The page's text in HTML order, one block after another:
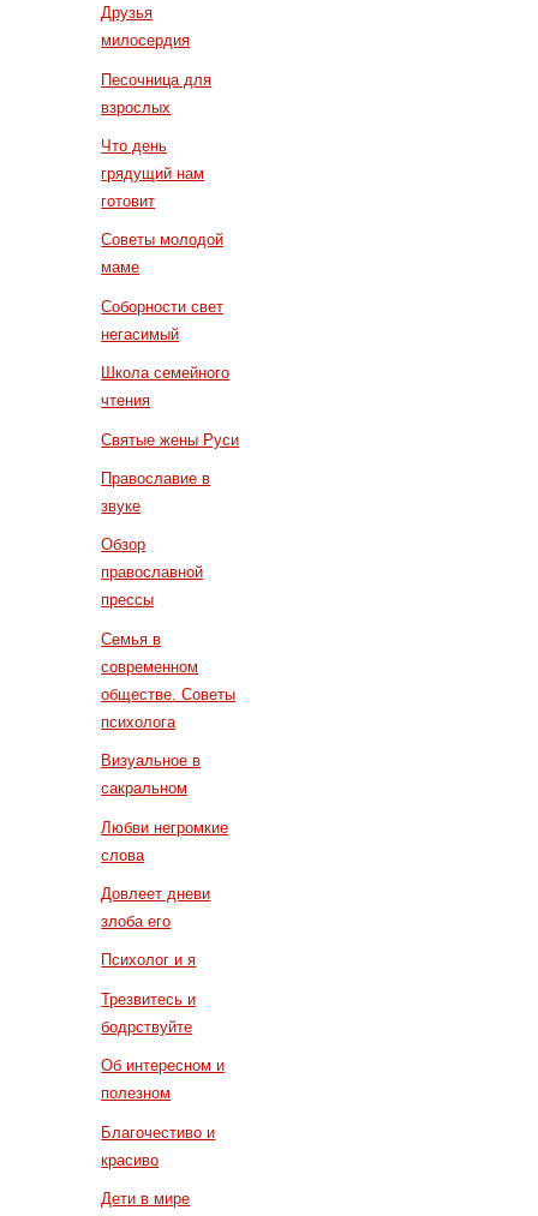
Друзья
милосердия
Песочница для
взрослых
Что день
грядущий нам
готовит
Советы молодой
маме
Соборности свет
негасимый
Школа семейного
чтения
Святые жены Руси
Православие в
звуке
Обзор
православной
прессы
Семья в
современном
обществе. Советы
психолога
Визуальное в
сакральном
Любви негромкие
слова
Довлеет дневи
злоба его
Психолог и я
Трезвитесь и
бодрствуйте
Об интересном и
полезном
Благочестиво и
красиво
Дети в мире